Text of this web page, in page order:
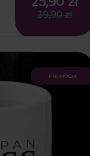
39,90 zł
promocja